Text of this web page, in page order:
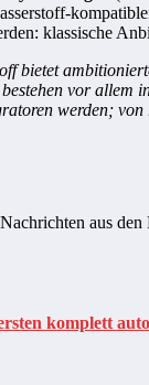
klassische
bietet
vor
werden;
aus
komplett